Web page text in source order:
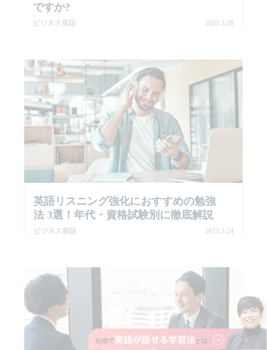
ですか?
ビジネス英語 2021.5.28
英語リスニング強化におすすめの勉強
法 3選！年代・資格試験別に徹底解説
ビジネス英語 2021.5.24